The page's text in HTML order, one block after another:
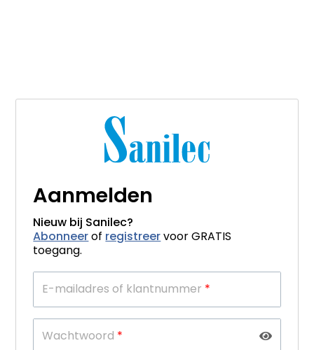
Aanmelden
Nieuw bij Sanilec?
Abonneerof registreervoor GRATIS
toegang.
E-mailadres of klantnummer *
Wachtwoord *